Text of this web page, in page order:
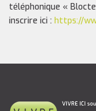
téléphonique «
inscrire ici : https://